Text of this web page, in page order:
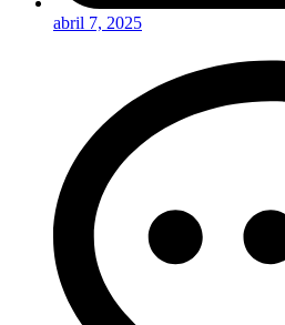
abril 7, 2025